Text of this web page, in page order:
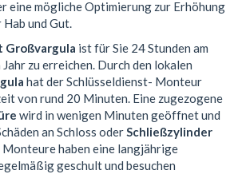
eine mögliche Optimierung zur Erhöhung
und Gut.
Großvargula ist für Sie 24 Stunden am
zu erreichen. Durch den lokalen
hat der Schlüsseldienst- Monteur
von rund 20 Minuten. Eine zugezogene
wird in wenigen Minuten geöffnet und
an Schloss oderSchließzylinder
haben eine langjährige
geschult und besuchen